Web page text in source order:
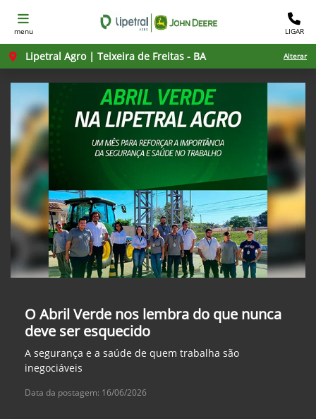
menu LIGAR
Lipetral Agro | Teixeira de Freitas - BA Alterar
O Abril Verde nos lembra do que nunca
deve ser esquecido
A segurança e a saúde de quem trabalha são
inegociáveis
Data da postagem: 16/06/2026